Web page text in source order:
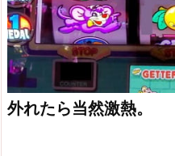
外れたら当然激熱。